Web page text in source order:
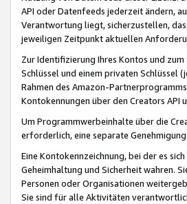
API oder Datenfeeds jederzeit ändern,
Verantwortung liegt, sicherzustellen,
jeweiligen Zeitpunkt aktuellen
Zur Identifizierung Ihres Kontos und
Schlüssel und einem privaten Schlüssel
Rahmen des Amazon-
Kontokennungen über den Creators API
Um Programmwerbeinhalte über die
erforderlich, eine separate
Eine Kontokennzeichnung, bei der es
Geheimhaltung und Sicherheit wahren.
Personen oder Organisationen
Sie sind für alle Aktivitäten